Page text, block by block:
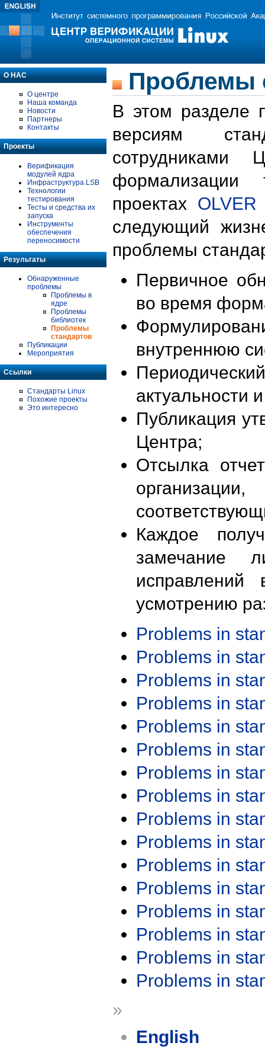
О НАС
О центре
Наша команда
Новости
Партнеры
Контакты
Проекты
Верификация
модулей ядра
Инфраструктура LSB
Технологии
тестирования
Тесты и средства их
запуска
Инструменты
обеспечения
переносимости
Результаты
Обнаруженные
проблемы
Проблемы в
ядре
Проблемы
библиотек
Проблемы
стандартов
Публикации
Мероприятия
Ссылки
Стандарты Linux
Похожие проекты
Это интересно
Проблемы
В этом разделе
версиям
формализации
проектах OLVER
следующий
проблемы
Первичное
во время
внутреннюю
актуальности
Публикация
Центра;
Отсылка
Каждое
замечание
исправлений
усмотрению
Problems in
Problems in
Problems in
Problems in
Problems in
Problems in
Problems in
Problems in
Problems in
Problems in
Problems in
Problems in
Problems in
Problems in
Problems in
Problems in
»
English